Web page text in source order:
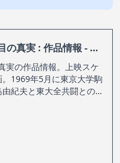
三島由紀夫vs東大全共闘 50年目の真実 : 作品情報 - 映画.com
実の作品情報。上映スケ
1969年5月に東京大学駒
紀夫と東大全共闘との
...